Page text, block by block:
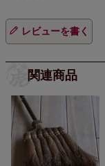
レビューを書く
関連商品